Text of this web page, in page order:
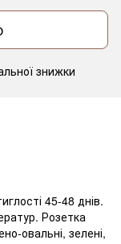
знижки
45-48 днів.
Розетка
овальні, зелені,